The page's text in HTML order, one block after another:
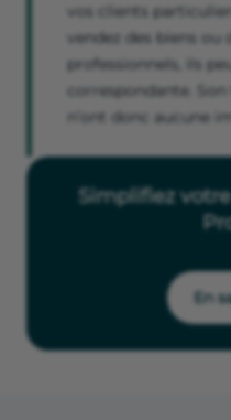
vos clients
vendez des biens ou
professionnels, ils
correspondante.
n’ont donc aucune
Simplifiez
En